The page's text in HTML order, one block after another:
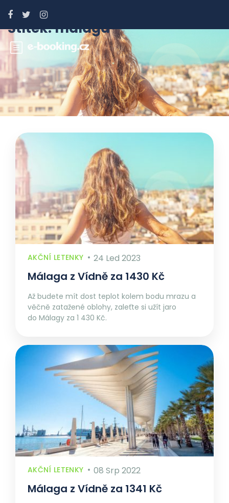
Štítek:málaga
AKČNÍ LETENKY 24 Led 2023
Málaga z Vídně za 1430 Kč
Až budete mít dost teplot kolem bodu mrazu a
věčně zatažené oblohy, zaleťte si užít jaro
do Málagy za 1 430 Kč.
AKČNÍ LETENKY 08 Srp 2022
Málaga z Vídně za 1341 Kč